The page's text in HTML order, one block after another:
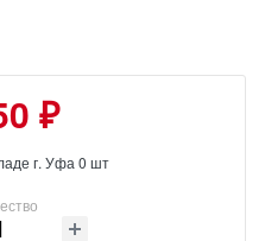
₽
г. Уфа 0 шт